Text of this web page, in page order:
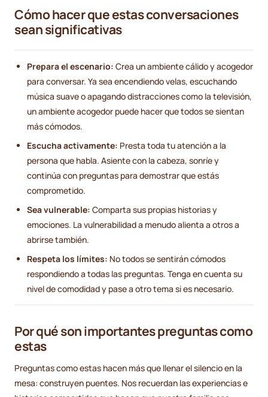
Cómo hacer que estas conversaciones
sean significativas
Prepara el escenario: Crea un ambiente cálido y acogedor
para conversar. Ya sea encendiendo velas, escuchando
música suave o apagando distracciones como la televisión,
un ambiente acogedor puede hacer que todos se sientan
más cómodos.
Escucha activamente: Presta toda tu atención a la
persona que habla. Asiente con la cabeza, sonríe y
continúa con preguntas para demostrar que estás
comprometido.
Sea vulnerable: Comparta sus propias historias y
emociones. La vulnerabilidad a menudo alienta a otros a
abrirse también.
Respeta los límites: No todos se sentirán cómodos
respondiendo a todas las preguntas. Tenga en cuenta su
nivel de comodidad y pase a otro tema si es necesario.
Por qué son importantes preguntas como
estas
Preguntas como estas hacen más que llenar el silencio en la
mesa: construyen puentes. Nos recuerdan las experiencias e